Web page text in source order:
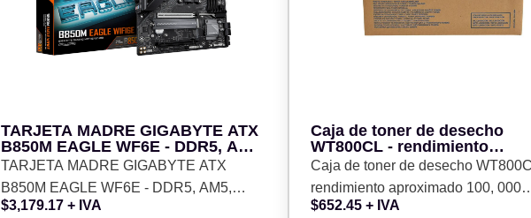
TARJETA MADRE GIGABYTE ATX
B850M EAGLE WF6E - DDR5, AM5,
256GB, PARA AMD
TARJETA MADRE GIGABYTE ATX
B850M EAGLE WF6E - DDR5, AM5,
256GB, PARA AMD
$3,179.17 + IVA
Caja de toner de desecho
WT800CL - rendimiento
aproximado 100, 000
compatible solo con
MFCL9630CDN
Caja de toner de desecho
rendimiento aproximado 100, 000
páginas, compatible solo con
$652.45 + IVA